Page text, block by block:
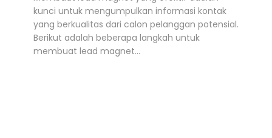
kunci untuk mengumpulkan informasi kontak
yang berkualitas dari calon pelanggan potensial.
Berikut adalah beberapa langkah untuk
membuat lead magnet…